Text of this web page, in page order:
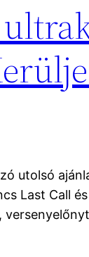
utolsó
Last Call